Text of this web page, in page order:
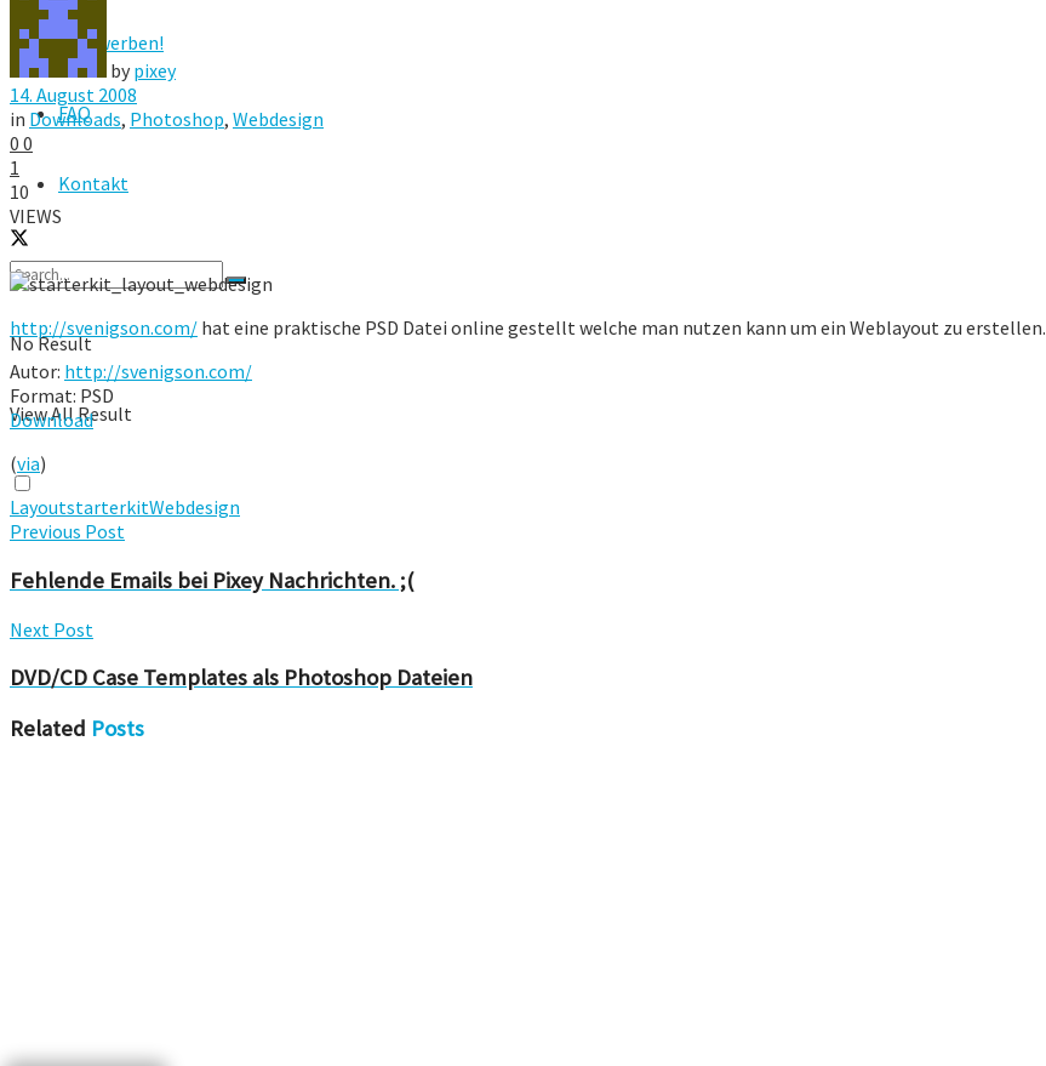
Hier werben!
FAQ
Kontakt
No Result
View All Result
by pixey
14. August 2008
in Downloads, Photoshop, Webdesign
0 0
1
10
VIEWS
http://svenigson.com/ hat eine praktische PSD Datei online gestellt welche man nutzen kann um ein Weblayout zu erstellen.
Autor: http://svenigson.com/
Format: PSD
Download
(via)
LayoutstarterkitWebdesign
Previous Post
Fehlende Emails bei Pixey Nachrichten. ;(
Next Post
DVD/CD Case Templates als Photoshop Dateien
Related Posts